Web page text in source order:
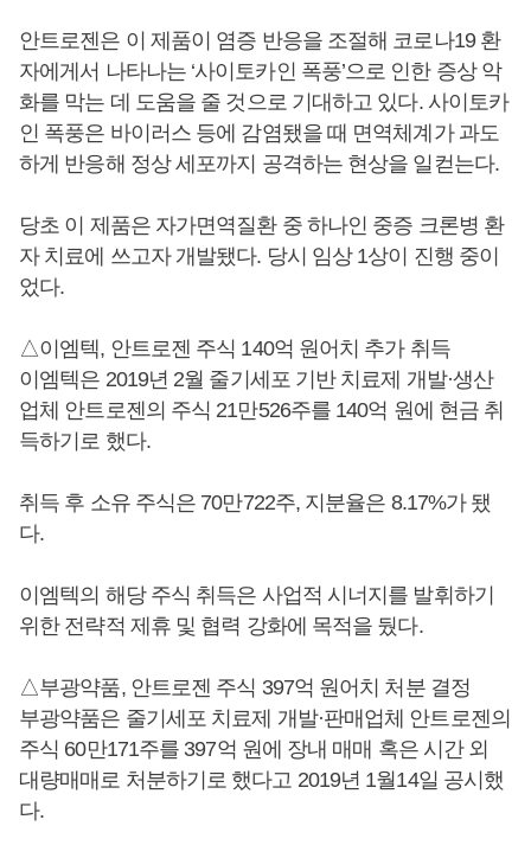
안트로젠은 이 제품이 염증 반응을 조절해 코로나19 환
자에게서 나타나는 ‘사이토카인 폭풍’으로 인한 증상 악
화를 막는 데 도움을 줄 것으로 기대하고 있다. 사이토카
인 폭풍은 바이러스 등에 감염됐을 때 면역체계가 과도
하게 반응해 정상 세포까지 공격하는 현상을 일컫는다.
당초 이 제품은 자가면역질환 중 하나인 중증 크론병 환
자 치료에 쓰고자 개발됐다. 당시 임상 1상이 진행 중이
었다.
△이엠텍, 안트로젠 주식 140억 원어치 추가 취득
이엠텍은 2019년 2월 줄기세포 기반 치료제 개발·생산
업체 안트로젠의 주식 21만526주를 140억 원에 현금 취
득하기로 했다.
취득 후 소유 주식은 70만722주, 지분율은 8.17%가 됐
다.
이엠텍의 해당 주식 취득은 사업적 시너지를 발휘하기
위한 전략적 제휴 및 협력 강화에 목적을 뒀다.
△부광약품, 안트로젠 주식 397억 원어치 처분 결정
부광약품은 줄기세포 치료제 개발·판매업체 안트로젠의
주식 60만171주를 397억 원에 장내 매매 혹은 시간 외
대량매매로 처분하기로 했다고 2019년 1월14일 공시했
다.